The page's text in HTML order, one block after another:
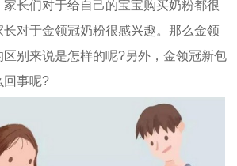
长们对于给自己的宝宝购买奶粉都很
长对于金领冠奶粉很感兴趣。那么金领
别来说是怎样的呢?另外，金领冠新包
回事呢?